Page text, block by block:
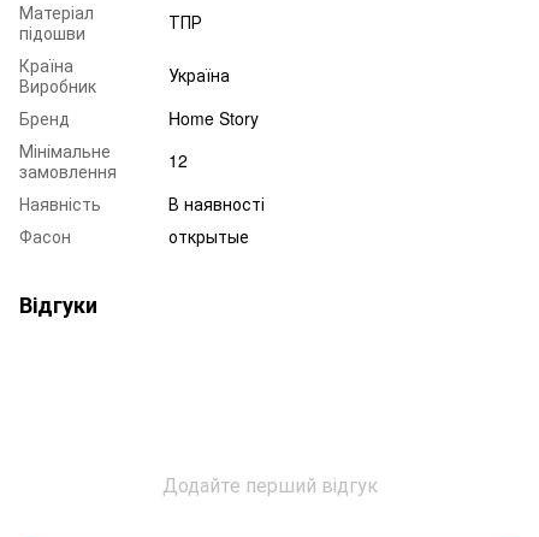
Матеріал
підошви
ТПР
Країна
Виробник
Україна
Бренд
Home Story
Мінімальне
замовлення
12
Наявність
В наявності
Фасон
открытые
Відгуки
Додайте перший відгук